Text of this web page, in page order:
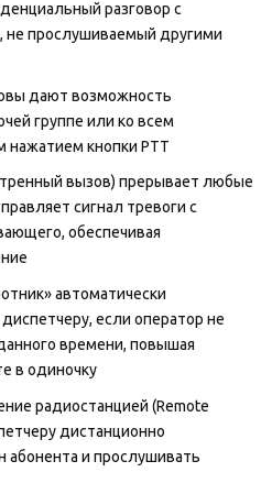
разговор с
не прослушиваемый другими
дают возможность
группе или ко всем
нажатием кнопки PTT
вызов) прерывает любые
сигнал тревоги с
обеспечивая
автоматически
если оператор не
времени, повышая
в одиночку
радиостанцией (Remote
дистанционно
абонента и прослушивать